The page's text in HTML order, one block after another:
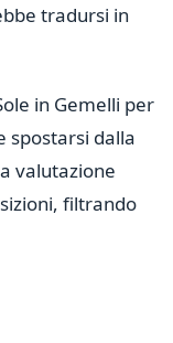
tradursi in
in Gemelli per
spostarsi dalla
valutazione
filtrando